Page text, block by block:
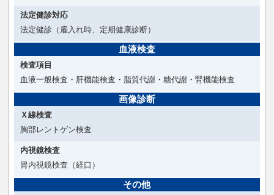
法定健診対応
法定健診（雇入れ時、定期健康診断）
血液検査
検査項目
血液一般検査・肝機能検査・脂質代謝・糖代謝・腎機能検査
画像診断
Ｘ線検査
胸部レントゲン検査
内視鏡検査
胃内視鏡検査（経口）
その他